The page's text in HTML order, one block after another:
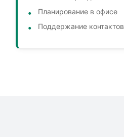
Планирование в офисе
Поддержание контактов